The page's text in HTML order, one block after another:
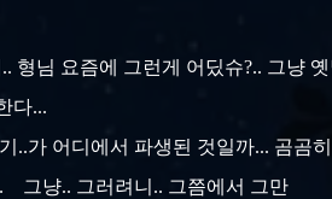
형님 요즘에 그런게 어딨슈?.. 그냥
다...
..가 어디에서 파생된 것일까... 곰곰히
그냥.. 그러려니.. 그쯤에서 그만